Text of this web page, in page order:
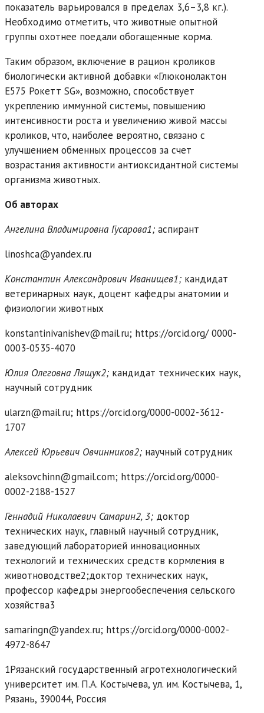
показатель варьировался в пределах 3,6–3,8 кг.).
Необходимо отметить, что животные опытной
группы охотнее поедали обогащенные корма.
Таким образом, включение в рацион кроликов
биологически активной добавки «Глюконолактон
Е575 Рокетт SG», возможно, способствует
укреплению иммунной системы, повышению
интенсивности роста и увеличению живой массы
кроликов, что, наиболее вероятно, связано с
улучшением обменных процессов за счет
возрастания активности антиоксидантной системы
организма животных.
Об авторах
Ангелина Владимировна Гусарова1; аспирант
linoshca@yandex.ru
Константин Александрович Иванищев1; кандидат
ветеринарных наук, доцент кафедры анатомии и
физиологии животных
konstantinivanishev@mail.ru; https://orcid.org/ 0000-
0003-0535-4070
Юлия Олеговна Лящук2; кандидат технических наук,
научный сотрудник
ularzn@mail.ru; https://orcid.org/0000-0002-3612-
1707
Алексей Юрьевич Овчинников2; научный сотрудник
aleksovchinn@gmail.com; https://orcid.org/0000-
0002-2188-1527
Геннадий Николаевич Самарин2, 3; доктор
технических наук, главный научный сотрудник,
заведующий лабораторией инновационных
технологий и технических средств кормления в
животноводстве2;доктор технических наук,
профессор кафедры энергообеспечения сельского
хозяйства3
samaringn@yandex.ru; https://orcid.org/0000-0002-
4972-8647
1Рязанский государственный агротехнологический
университет им. П.А. Костычева, ул. им. Костычева, 1,
Рязань, 390044, Россия